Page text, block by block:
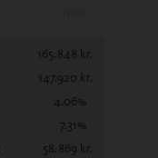
165.848 kr.
147.920 kr.
4.06%
7.31 %
58.869 kr.